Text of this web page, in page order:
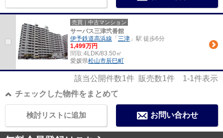
売買｜中古マンション
サーパス三津弐番館
伊予鉄道高浜線 「 三津 」駅 徒歩6分
1,499万円
間取:4LDK/83.50㎡
愛媛県松山市辰巳町
該当公開件数1件 販売数1件 1-1件表示
チェックした物件をまとめて
お問い合わせ
検討リストに追加